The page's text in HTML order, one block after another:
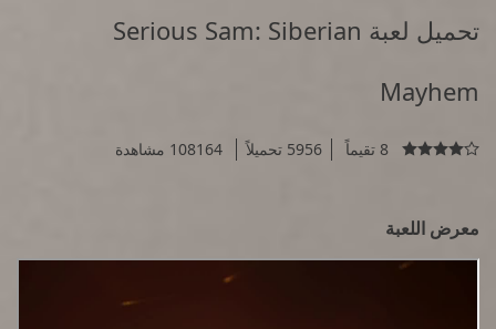
تحميل لعبة Serious Sam: Siberian
Mayhem
 8 تقيماً 5956 تحميلاً 108164 مشاهدة
معرض اللعبة